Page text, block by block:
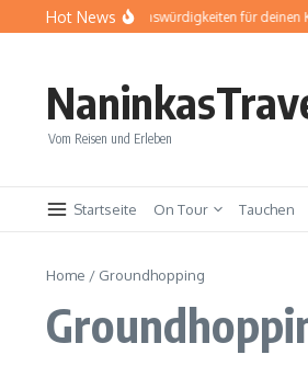
Zum Inhalt springen
Hot News
Baden: Sehenswürdigkeiten für deinen
Vom Reisen und Erleben
Startseite On Tour Tauchen
Home / Groundhopping